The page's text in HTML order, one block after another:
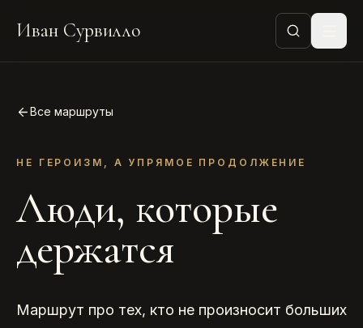
Иван Сурвилло
Все маршруты
НЕ ГЕРОИЗМ, А УПРЯМОЕ ПРОДОЛЖЕНИЕ
Люди, которые
держатся
Маршрут про тех, кто не произносит больших